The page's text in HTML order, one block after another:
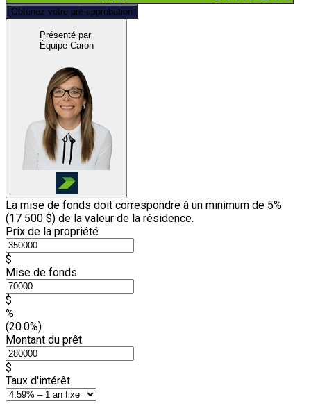
Obtenez votre pré-approbation
Présenté par
Équipe Caron
La mise de fonds doit correspondre à un minimum de 5%
(17 500 $) de la valeur de la résidence.
Prix de la propriété
$
Mise de fonds
$
%
(20.0%)
Montant du prêt
$
Taux d'intérêt